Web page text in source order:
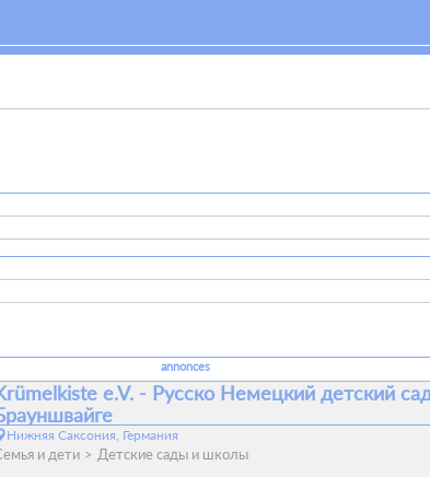
annonces
e.V. - Русско Немецкий детский
Нижняя Саксония, Германия
и дети Детские сады и школы